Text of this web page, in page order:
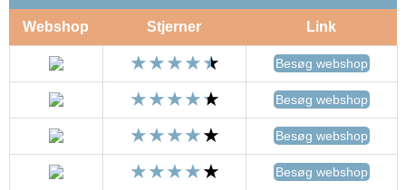
Webshop Stjerner Link
Besøg webshop
Besøg webshop
Besøg webshop
Besøg webshop